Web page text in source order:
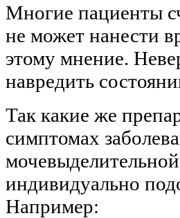
Многие пациенты
не может нанести
этому мнение.
навредить
Так какие же
симптомах
индивидуально
Например: